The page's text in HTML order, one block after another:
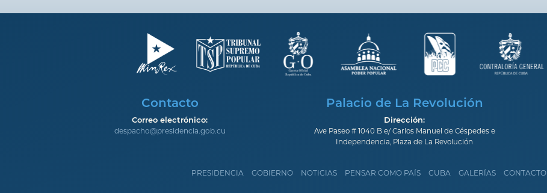
Contacto
Correo electrónico:
despacho@presidencia.gob.cu
Palacio de La Revolución
Dirección:
Ave Paseo # 1040 B e/ Carlos Manuel de Céspedes e
Independencia, Plaza de La Revolución
PRESIDENCIA GOBIERNO NOTICIAS PENSAR COMO PAÍS CUBA GALERÍAS CONTACTO